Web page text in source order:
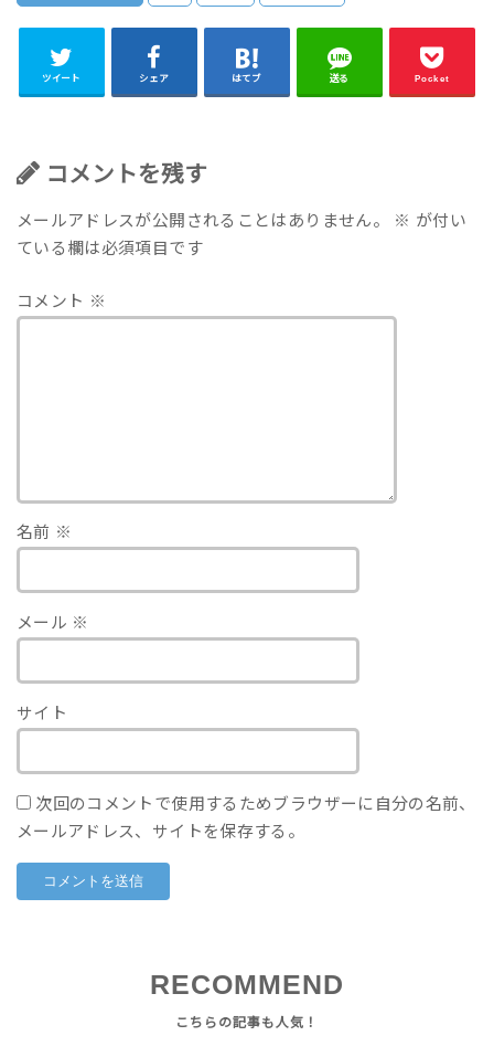
ツイート シェア はてブ 送る Pocket
コメントを残す
メールアドレスが公開されることはありません。 ※ が付い
ている欄は必須項目です
コメント ※
名前 ※
メール ※
サイト
次回のコメントで使用するためブラウザーに自分の名前、
メールアドレス、サイトを保存する。
RECOMMEND